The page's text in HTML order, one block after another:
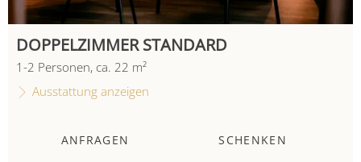
DOPPELZIMMER STANDARD
1 -2 Personen, ca. 22 m²
Ausstattung anzeigen
ANFRAGEN SCHENKEN